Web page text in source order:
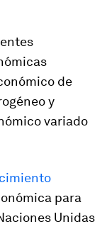
de
y
variado
para
Unidas